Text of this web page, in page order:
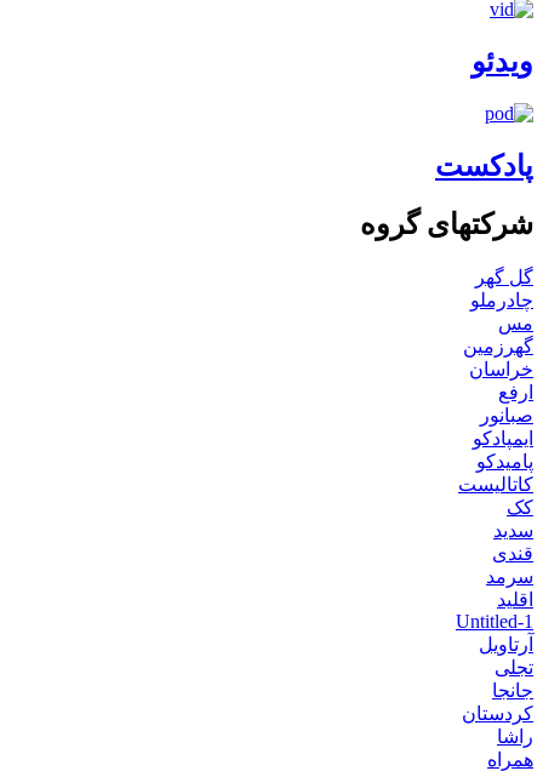
ویدئو
پادکست
شرکتهای گروه
گل گهر
چادرملو
مس
گهرزمین
خراسان
ارفع
صبانور
ایمپادکو
پامیدکو
کاتالیست
کک
سدید
قندی
سرمد
اقلید
Untitled-1
آرتاویل
تجلی
جانجا
کردستان
راشا
همراه